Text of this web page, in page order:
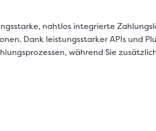
nahtlos integrierte
Dank leistungsstarker APIs und
während Sie